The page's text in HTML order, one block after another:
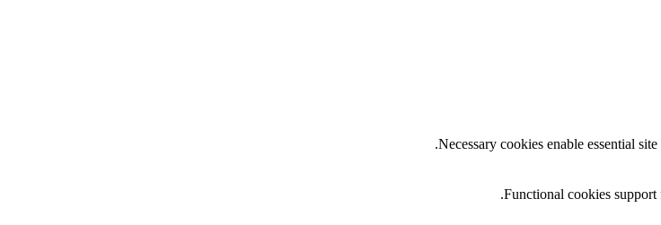
Necessary cookies enable essential
Functional cookies